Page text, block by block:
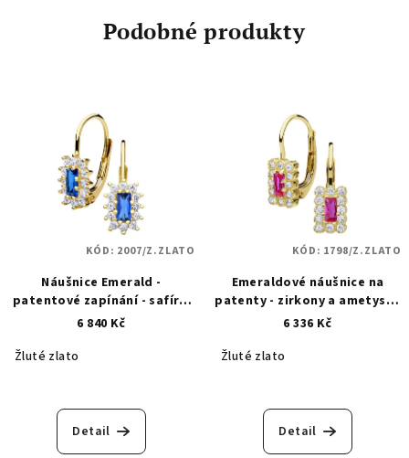
Podobné produkty
Náušnice Emerald -
patentové zapínání - safír a
zirkon - zlaté 2007
6 840 Kč
Žluté zlato
Detail
KÓD: 2007/Z.ZLATO
Emeraldové náušnice na
patenty - zirkony a ametyst -
zlaté 1798
6 336 Kč
Žluté zlato
Detail
KÓD: 1798/Z.ZLATO